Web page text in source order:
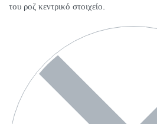
του ροζ κεντρικό στοιχείο.